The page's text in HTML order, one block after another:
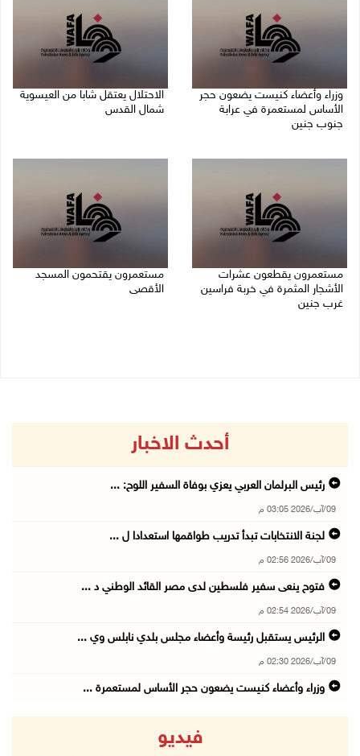
وزراء وأعضاء كنيست يضعون حجر
الأساس لمستعمرة في عرابة
جنوب جنين
الاحتلال يعتقل شابا من العيسوية
شمال القدس
مستعمرون يقطعون عشرات
الأشجار المثمرة في خربة فراسين
غرب جنين
مستعمرون يقتحمون المسجد
الأقصى
أحدث الاخبار
رئيس البرلمان العربي يعزي بوفاة السفير اللوح: ...
09/آب/2026 03:05 م
لجنة الانتخابات تبدأ تدريب طواقمها استعدادا ل ...
09/آب/2026 02:56 م
فتوح ينعى سفير فلسطين لدى مصر القائد الوطني د ...
09/آب/2026 02:54 م
الرئيس يستقبل رئيسة وأعضاء مجلس بلدي نابلس وي ...
09/آب/2026 02:30 م
وزراء وأعضاء كنيست يضعون حجر الأساس لمستعمرة ...
شاهين تودع السفير المصري وتثمن دور القاهرة ال ...
فيديو